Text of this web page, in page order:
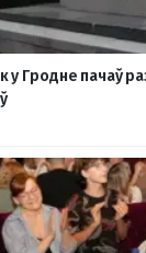
у Гродне пачаў